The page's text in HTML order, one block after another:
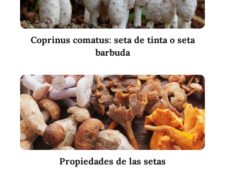
Coprinus comatus: seta de tinta o seta
barbuda
Propiedades de las setas